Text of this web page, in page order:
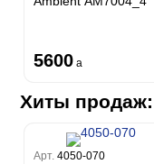
5600 a
Хиты продаж:
Арт.4050-070